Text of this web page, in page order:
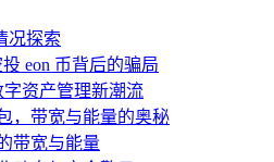
况探索
eon 币背后的骗局
字资产管理新潮流
，带宽与能量的奥秘
带宽与能量